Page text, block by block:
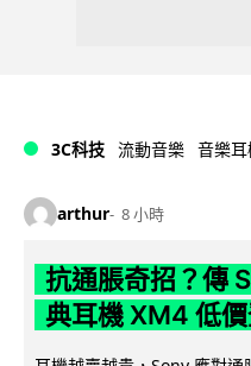
3C科技 流動音樂 音樂
arthur 8 小時
抗通脹奇招？傳
典耳機 XM4 低